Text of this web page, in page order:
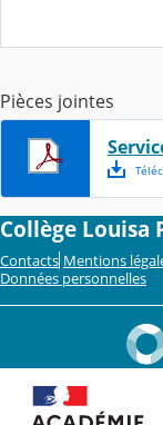
Pièces jointes
Collège Louisa
Contacts Mentions
Données personnelles